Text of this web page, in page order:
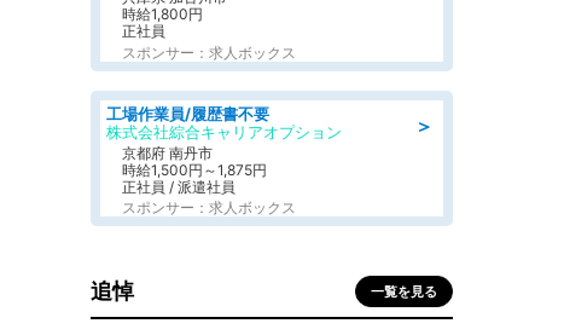
時給1,800円
正社員
スポンサー：求人ボックス
＞
工場作業員/履歴書不要
株式会社綜合キャリアオプション
京都府 南丹市
時給1,500円～1,875円
正社員 / 派遣社員
スポンサー：求人ボックス
追悼 一覧を見る